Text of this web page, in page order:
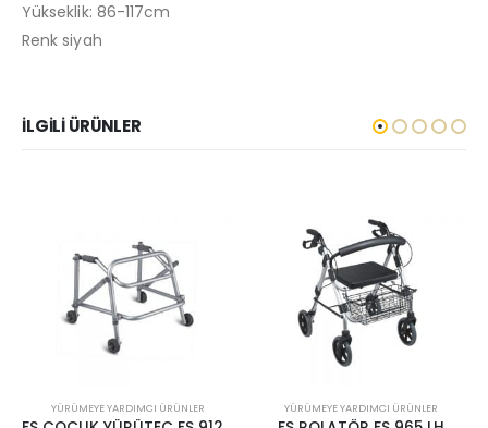
Yükseklik: 86-117cm
Renk siyah
İLGILI ÜRÜNLER
YÜRÜMEYE YARDIMCI ÜRÜNLER YÜRÜMEYE YARDIMCI